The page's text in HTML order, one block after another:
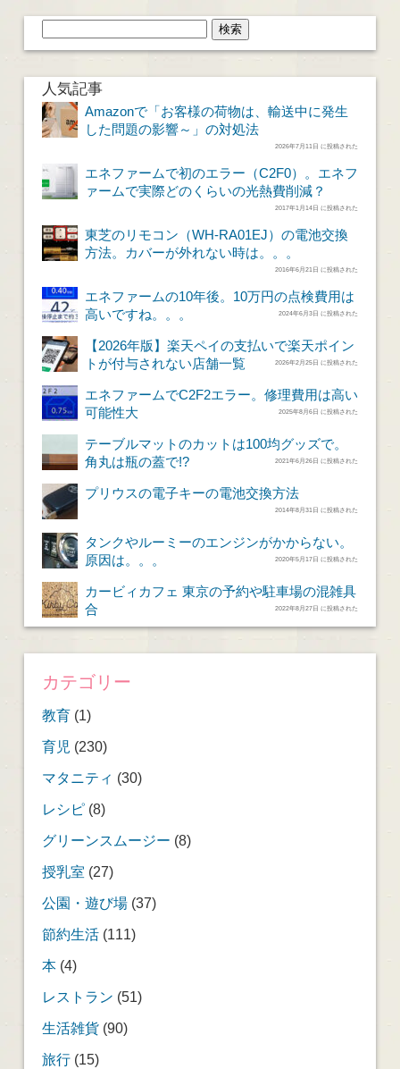
人気記事
Amazonで「お客様の荷物は、輸送中に発生
した問題の影響～」の対処法
2026年7月11日 に投稿された
エネファームで初のエラー（C2F0）。エネフ
ァームで実際どのくらいの光熱費削減？
2017年1月14日 に投稿された
東芝のリモコン（WH-RA01EJ）の電池交換
方法。カバーが外れない時は。。。
2016年6月21日 に投稿された
エネファームの10年後。10万円の点検費用は
高いですね。。。
2024年6月3日 に投稿された
【2026年版】楽天ペイの支払いで楽天ポイン
トが付与されない店舗一覧
2026年2月25日 に投稿された
エネファームでC2F2エラー。修理費用は高い
可能性大
2025年8月6日 に投稿された
テーブルマットのカットは100均グッズで。
角丸は瓶の蓋で!?
2021年6月26日 に投稿された
プリウスの電子キーの電池交換方法
2014年8月31日 に投稿された
タンクやルーミーのエンジンがかからない。
原因は。。。
2020年5月17日 に投稿された
カービィカフェ 東京の予約や駐車場の混雑具
合
2022年8月27日 に投稿された
カテゴリー
教育(1)
育児 (230)
マタニティ (30)
レシピ(8)
グリーンスムージー (8)
授乳室 (27)
公園・遊び場(37)
節約生活(111)
本(4)
レストラン (51)
生活雑貨(90)
旅行(15)